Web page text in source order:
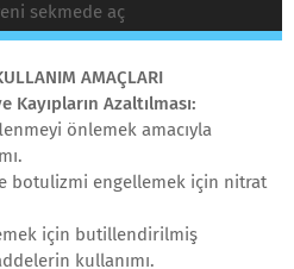
sekmede aç
AMAÇLARI
Kayıpların Azaltılması:
önlemek amacıyla
botulizmi engellemek için nitrat
için butillendirilmiş
kullanımı.